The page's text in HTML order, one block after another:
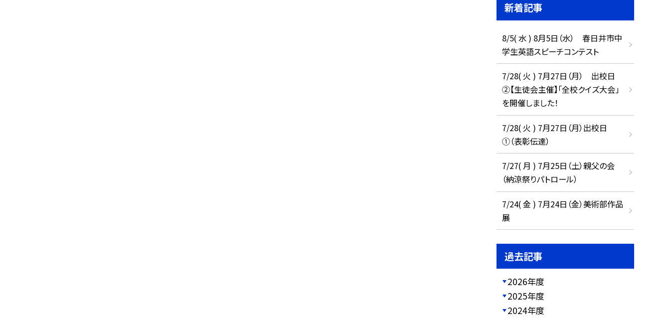
新着記事
8/5( 水 ) 8月5日（水） 春日井市中
学生英語スピーチコンテスト
7/28( 火 ) 7月27日（月） 出校日
②【生徒会主催】「全校クイズ大会」
を開催しました！
7/28( 火 ) 7月27日（月）出校日
①（表彰伝達）
7/27( 月 ) 7月25日（土）親父の会
（納涼祭りパトロール）
7/24( 金 ) 7月24日（金）美術部作品
展
過去記事
2026年度
2025年度
2024年度